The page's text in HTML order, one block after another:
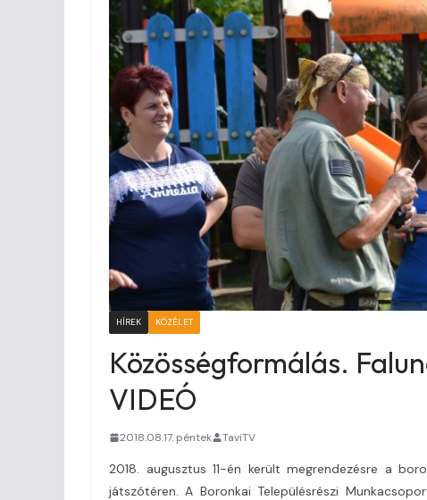
HÍREK KÖZÉLET
Közösségformálás.
VIDEÓ
2018.08.17. péntek TaviTV
2018. augusztus 11-én került megrendezésre a
játszótéren. A Boronkai Településrészi